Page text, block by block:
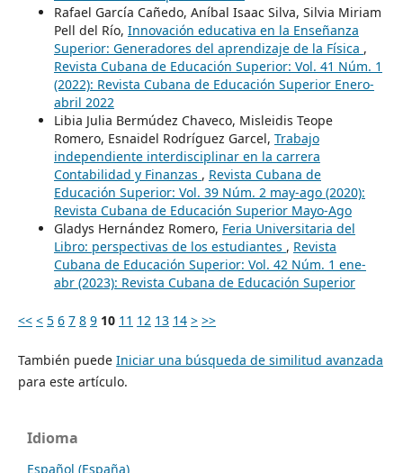
Rafael García Cañedo, Aníbal Isaac Silva, Silvia Miriam
Pell del Río, Innovación educativa en la Enseñanza
Superior: Generadores del aprendizaje de la Física ,
Revista Cubana de Educación Superior: Vol. 41 Núm. 1
(2022): Revista Cubana de Educación Superior Enero-
abril 2022
Libia Julia Bermúdez Chaveco, Misleidis Teope
Romero, Esnaidel Rodríguez Garcel, Trabajo
independiente interdisciplinar en la carrera
Contabilidad y Finanzas , Revista Cubana de
Educación Superior: Vol. 39 Núm. 2 may-ago (2020):
Revista Cubana de Educación Superior Mayo-Ago
Gladys Hernández Romero, Feria Universitaria del
Libro: perspectivas de los estudiantes , Revista
Cubana de Educación Superior: Vol. 42 Núm. 1 ene-
abr (2023): Revista Cubana de Educación Superior
<< < 5 6 7 8 9 10 11 12 13 14 > >>
También puede Iniciar una búsqueda de similitud avanzada
para este artículo.
Idioma
Español (España)